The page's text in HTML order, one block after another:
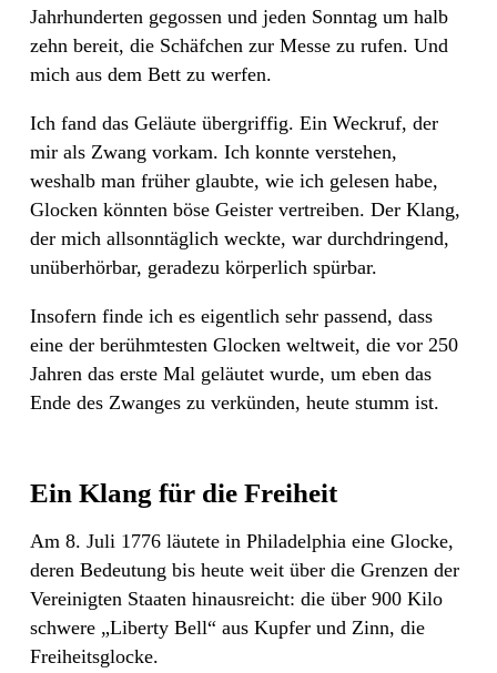
Jahrhunderten gegossen und jeden Sonntag um halb
zehn bereit, die Schäfchen zur Messe zu rufen. Und
mich aus dem Bett zu werfen.
Ich fand das Geläute übergriffig. Ein Weckruf, der
mir als Zwang vorkam. Ich konnte verstehen,
weshalb man früher glaubte, wie ich gelesen habe,
Glocken könnten böse Geister vertreiben. Der Klang,
der mich allsonntäglich weckte, war durchdringend,
unüberhörbar, geradezu körperlich spürbar.
Insofern finde ich es eigentlich sehr passend, dass
eine der berühmtesten Glocken weltweit, die vor 250
Jahren das erste Mal geläutet wurde, um eben das
Ende des Zwanges zu verkünden, heute stumm ist.
Ein Klang für die Freiheit
Am 8. Juli 1776 läutete in Philadelphia eine Glocke,
deren Bedeutung bis heute weit über die Grenzen der
Vereinigten Staaten hinausreicht: die über 900 Kilo
schwere „Liberty Bell“ aus Kupfer und Zinn, die
Freiheitsglocke.